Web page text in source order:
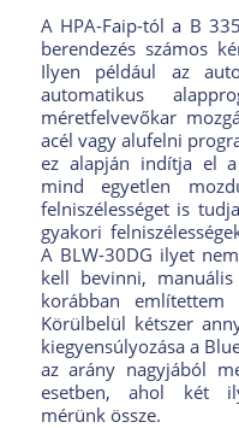
A HPA-Faip-tól a B
berendezés számos
Ilyen például az
automatikus
méretfelvevőkar
acél vagy alufelni
ez alapján indítja el
mind egyetlen
felniszélességet is
gyakori
A BLW-30DG ilyet
kell bevinni,
korábban említettem
Körülbelül kétszer
kiegyensúlyozása a
az arány nagyjából
esetben, ahol két
mérünk össze.